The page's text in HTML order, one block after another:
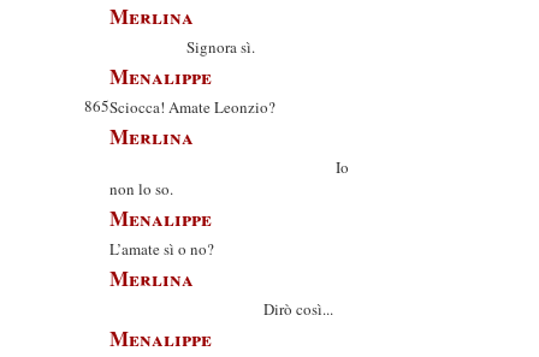
Merlina
Signora sì.
Menalippe
865Sciocca! Amate Leonzio?
Merlina
Io
non lo so.
Menalippe
L’amate sì o no?
Merlina
Dirò così...
Menalippe